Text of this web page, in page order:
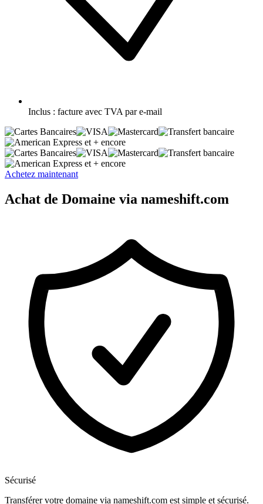
Inclus : facture avec TVA par e-mail
et + encore
et + encore
Achetez maintenant
Achat de Domaine via nameshift.com
Sécurisé
Transférer votre domaine via nameshift.com est simple et sécurisé.